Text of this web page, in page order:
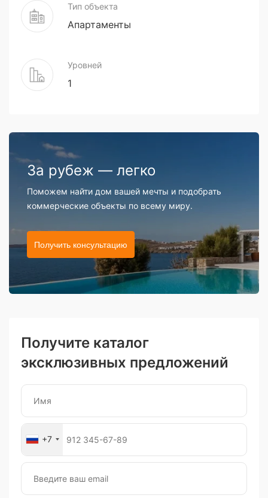
Тип объекта
Апартаменты
Уровней
1
За рубеж — легко
Поможем найти дом вашей мечты и подобрать
коммерческие объекты по всему миру.
Получить консультацию
Получите каталог
эксклюзивных предложений
+7